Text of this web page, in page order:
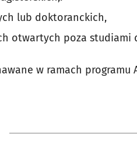
lub doktoranckich,
otwartych poza studiami
w ramach programu